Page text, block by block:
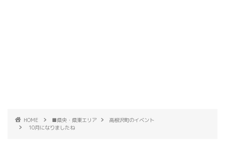
nk
.s
HOME ■県央・県東エリア
高根沢町のイベント
10月になりましたね